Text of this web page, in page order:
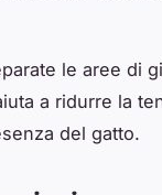
le aree di
a ridurre la
del gatto.